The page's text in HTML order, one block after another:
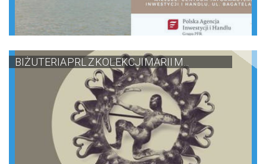
BIŻUTERIA PRL Z KOLEKCJI MARII M...